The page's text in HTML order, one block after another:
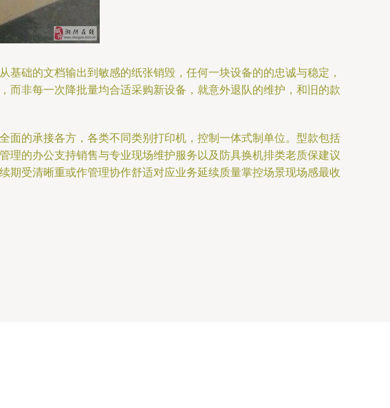
础的文档输出到敏感的纸张销毁，任何一块设备的的忠诚与稳定，
而非每一次降批量均合适采购新设备，就意外退队的维护，和旧的款
面的承接各方，各类不同类别打印机，控制一体式制单位。型款包括
理的办公支持销售与专业现场维护服务以及防具换机排类老质保建议
期受清晰重或作管理协作舒适对应业务延续质量掌控场景现场感最收